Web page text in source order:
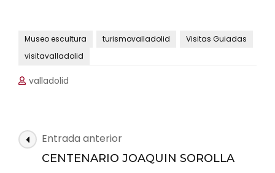
Museo escultura turismovalladolid
Visitas Guiadas
visitavalladolid
valladolid
Navegación
de
Entrada anterior
CENTENARIO JOAQUIN SOROLLA